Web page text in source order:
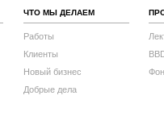
ЧТО МЫ ДЕЛАЕМ
Работы
Клиенты
Новый бизнес
Добрые дела